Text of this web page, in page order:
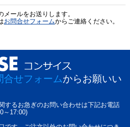
ールをお送りします。
お問合せフォームからご連絡ください。
合せフォームからお願いい
するお急ぎのお問い合わせは下記お電話
～17:00)